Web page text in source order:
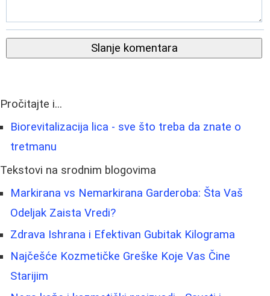
Slanje komentara
Pročitajte i...
Biorevitalizacija lica - sve što treba da znate o
tretmanu
Tekstovi na srodnim blogovima
Markirana vs Nemarkirana Garderoba: Šta Vaš
Odeljak Zaista Vredi?
Zdrava Ishrana i Efektivan Gubitak Kilograma
Najčešće Kozmetičke Greške Koje Vas Čine
Starijim